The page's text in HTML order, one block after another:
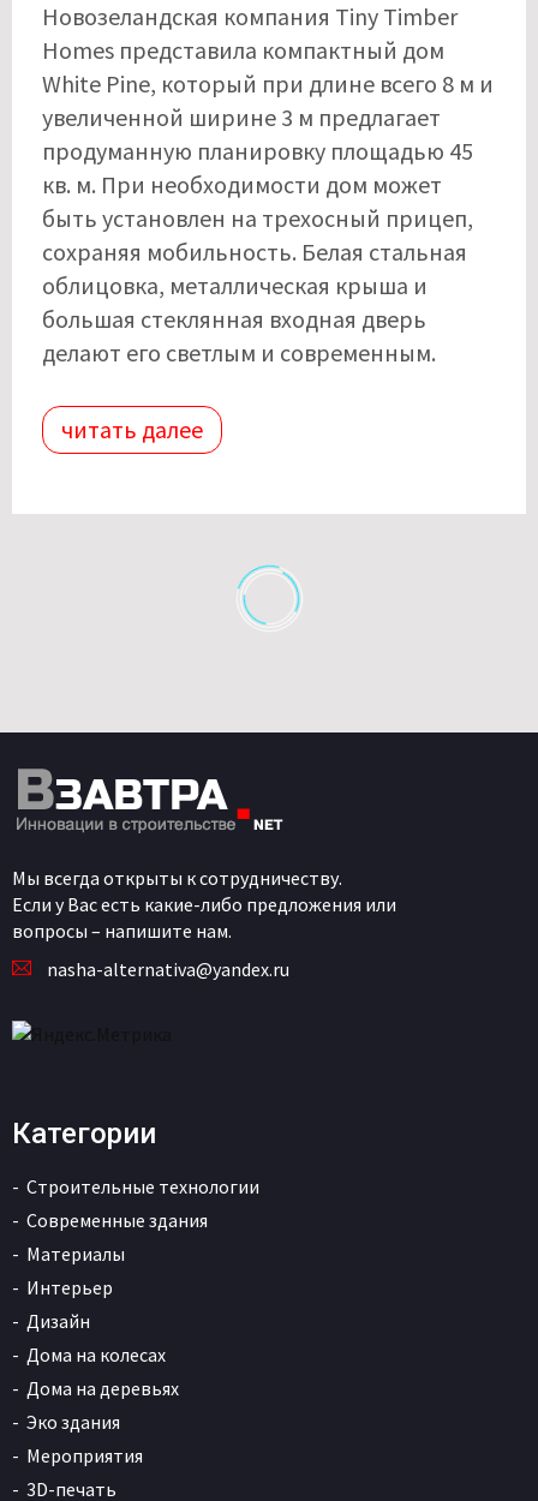
Новозеландская компания Tiny Timber
Homes представила компактный дом
White Pine, который при длине всего 8 м и
увеличенной ширине 3 м предлагает
продуманную планировку площадью 45
кв. м. При необходимости дом может
быть установлен на трехосный прицеп,
сохраняя мобильность. Белая стальная
облицовка, металлическая крыша и
большая стеклянная входная дверь
делают его светлым и современным.
читать далее
Мы всегда открыты к сотрудничеству.
Если у Вас есть какие-либо предложения или
вопросы – напишите нам.
nasha-alternativa@yandex.ru
Категории
Строительные технологии
Современные здания
Материалы
Интерьер
Дизайн
Дома на колесах
Дома на деревьях
Эко здания
Мероприятия
3D-печать